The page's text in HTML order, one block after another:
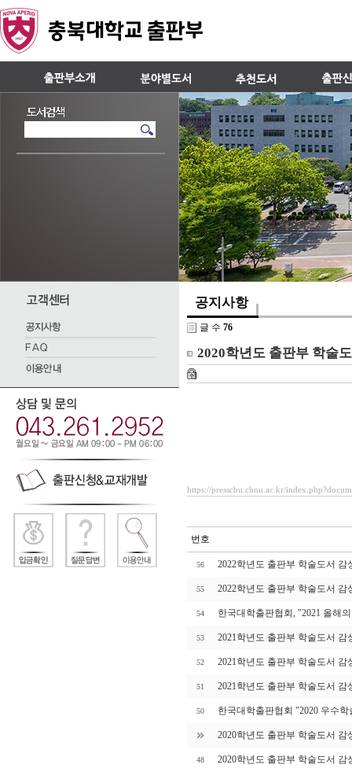
공지사항
글 수 76
2020학년도 출판부 학술
https://presscbu.cbnu.ac.kr/
번호
56 2022학년도 출판부 학술도서 감
55 2022학년도 출판부 학술도서
54 한국대학출판협회, "2021 올해
53 2021학년도 출판부 학술도서 감
52 2021학년도 출판부 학술도서 감
51 2021학년도 출판부 학술도서 감
50 한국대학출판협회 "2020 우수
2020학년도 출판부 학술도서 감
48 2020학년도 출판부 학술도서 감